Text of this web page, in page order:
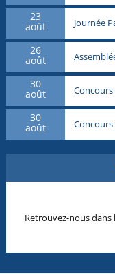
23
août Journée
26
août
30
août
30
août
Retrouvez-nous dans